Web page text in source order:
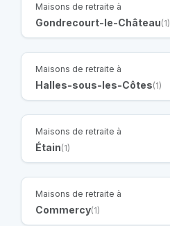
Maisons de retraite à
Gondrecourt-le-Château(1)
Maisons de retraite à
Halles-sous-les-Côtes(1)
Maisons de retraite à
Étain(1)
Maisons de retraite à
Commercy(1)